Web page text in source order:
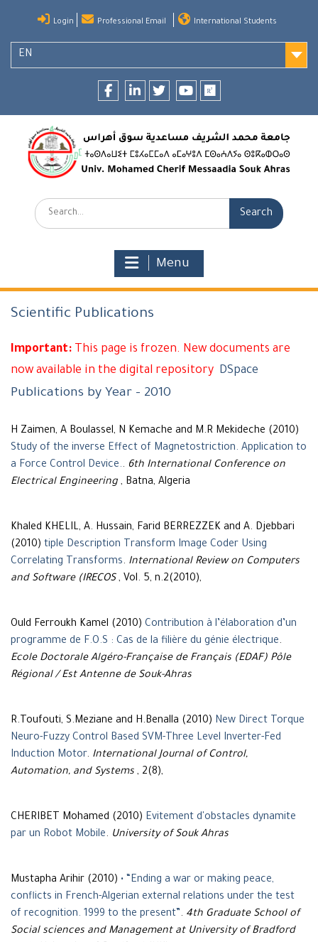
content
Login Professional Email International Students
EN
Search:
Menu
Scientific Publications
Important: This page is frozen. New documents are
now available in the digital repository DSpace
Publications by Year - 2010
H Zaimen, A Boulassel, N Kemache and M.R Mekideche (2010)
Study of the inverse Effect of Magnetostriction. Application to
a Force Control Device.. 6th International Conference on
Electrical Engineering , Batna, Algeria
Khaled KHELIL, A. Hussain, Farid BERREZZEK and A. Djebbari
(2010) tiple Description Transform Image Coder Using
Correlating Transforms. International Review on Computers
and Software (IRECOS , Vol. 5, n.2(2010),
Ould Ferroukh Kamel (2010) Contribution à l’élaboration d’un
programme de F.O.S : Cas de la filière du génie électrique.
Ecole Doctorale Algéro-Française de Français (EDAF) Pôle
Régional / Est Antenne de Souk-Ahras
R.Toufouti, S.Meziane and H.Benalla (2010) New Direct Torque
Neuro-Fuzzy Control Based SVM-Three Level Inverter-Fed
Induction Motor. International Journal of Control,
Automation, and Systems , 2(8),
CHERIBET Mohamed (2010) Evitement d'obstacles dynamite
par un Robot Mobile. University of Souk Ahras
Mustapha Arihir (2010) • “Ending a war or making peace,
conflicts in French-Algerian external relations under the test
of recognition. 1999 to the present”. 4th Graduate School of
Social sciences and Management at University of Bradford